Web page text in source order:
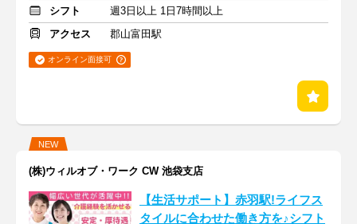
シフト
週3日以上 1日7時間以上
アクセス
郡山富田駅
オンライン面接可
NEW
(株)ウィルオブ・ワーク CW 池袋支店
【生活サポート】赤羽駅!ライフス
タイルに合わせた働き方を♪シフト